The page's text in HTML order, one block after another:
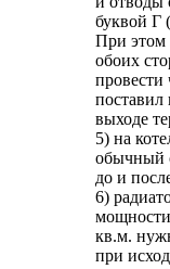
буквой Г
При этом
обоих
провести
поставил
выходе
5) на
обычный
до и
6)
мощности
кв.м.
при